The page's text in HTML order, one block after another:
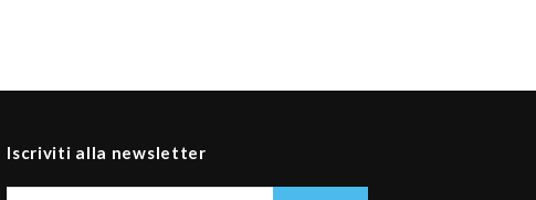
Iscriviti alla newsletter